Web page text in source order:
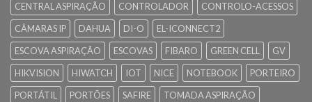
CENTRAL ASPIRAÇÃO
CONTROLADOR
CONTROLO-ACESSOS
CÂMARAS IP
DAHUA DI-O
EL-ICONNECT2
ESCOVA ASPIRAÇÃO
ESCOVAS FIBARO GREEN CELL
GV
HIKVISION
HIWATCH IOT NICE NOTEBOOK
PORTEIRO
PORTÁTIL
PORTÕES SAFIRE
TOMADA ASPIRAÇÃO